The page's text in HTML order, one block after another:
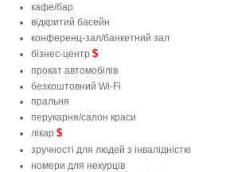
кафе/бар
відкритий басейн
конференц-зал/банкетний зал
бізнес-центр $
прокат автомобілів
безкоштовний Wi-Fi
пральня
перукарня/салон краси
лікар $
зручності для людей з інвалідністю
номери для некурців